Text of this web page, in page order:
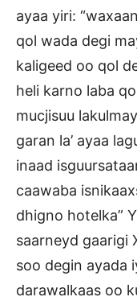
ayaa yiri:
qol wada degi
kaligeed oo qol
heli karno laba
mucjisuu
garan la’ ayaa
inaad
caawaba
dhigno hotelka”
saarneyd gaarigi
soo degin ayada
darawalkaas oo